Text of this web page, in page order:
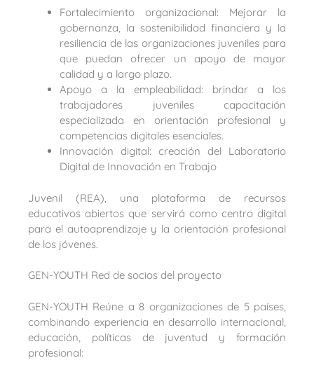
Fortalecimiento organizacional: Mejorar la
gobernanza, la sostenibilidad financiera y la
resiliencia de las organizaciones juveniles para
que puedan ofrecer un apoyo de mayor
calidad y a largo plazo.
Apoyo a la empleabilidad: brindar a los
trabajadores juveniles capacitación
especializada en orientación profesional y
competencias digitales esenciales.
Innovación digital: creación del Laboratorio
Digital de Innovación en Trabajo
Juvenil (REA), una plataforma de recursos
educativos abiertos que servirá como centro digital
para el autoaprendizaje y la orientación profesional
de los jóvenes.
GEN-YOUTH Red de socios del proyecto
GEN-YOUTH Reúne a 8 organizaciones de 5 países,
combinando experiencia en desarrollo internacional,
educación, políticas de juventud y formación
profesional: